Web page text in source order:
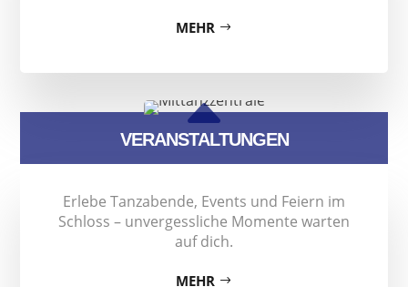
MEHR
B
VERANSTALTUNGEN
Erlebe Tanzabende, Events und Feiern im
Schloss – unvergessliche Momente warten
auf dich.
MEHR